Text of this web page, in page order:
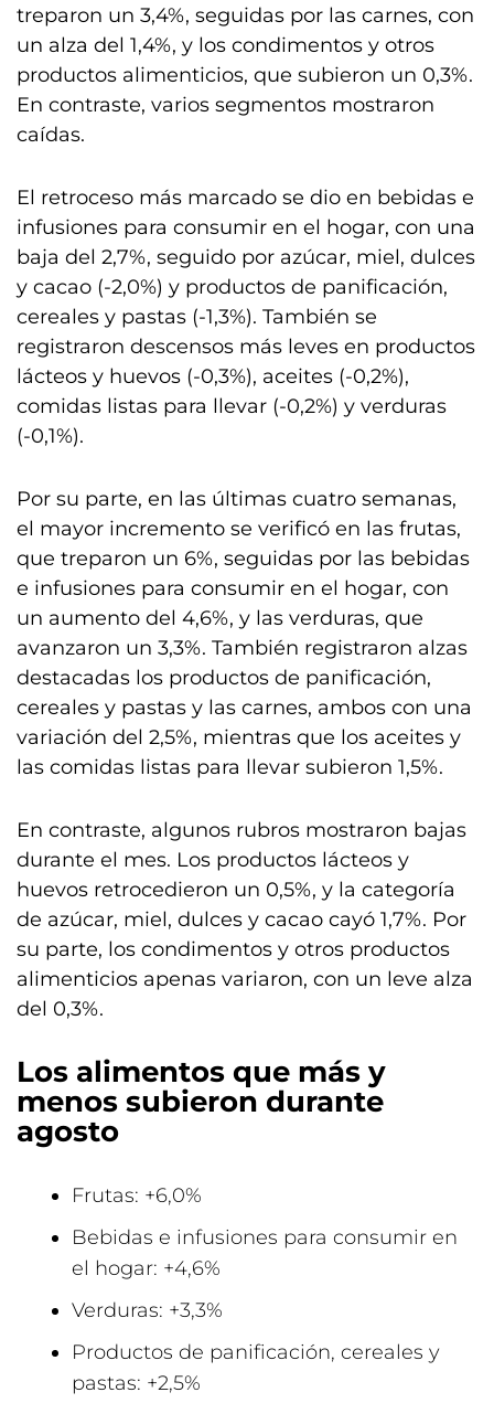
treparon un 3,4%, seguidas por las carnes, con
un alza del 1,4%, y los condimentos y otros
productos alimenticios, que subieron un 0,3%.
En contraste, varios segmentos mostraron
caídas.
El retroceso más marcado se dio en bebidas e
infusiones para consumir en el hogar, con una
baja del 2,7%, seguido por azúcar, miel, dulces
y cacao (-2,0%) y productos de panificación,
cereales y pastas (-1,3%). También se
registraron descensos más leves en productos
lácteos y huevos (-0,3%), aceites (-0,2%),
comidas listas para llevar (-0,2%) y verduras
(-0,1%).
Por su parte, en las últimas cuatro semanas,
el mayor incremento se verificó en las frutas,
que treparon un 6%, seguidas por las bebidas
e infusiones para consumir en el hogar, con
un aumento del 4,6%, y las verduras, que
avanzaron un 3,3%. También registraron alzas
destacadas los productos de panificación,
cereales y pastas y las carnes, ambos con una
variación del 2,5%, mientras que los aceites y
las comidas listas para llevar subieron 1,5%.
En contraste, algunos rubros mostraron bajas
durante el mes. Los productos lácteos y
huevos retrocedieron un 0,5%, y la categoría
de azúcar, miel, dulces y cacao cayó 1,7%. Por
su parte, los condimentos y otros productos
alimenticios apenas variaron, con un leve alza
del 0,3%.
Los alimentos que más y
menos subieron durante
agosto
Frutas: +6,0%
Bebidas e infusiones para consumir en
el hogar: +4,6%
Verduras: +3,3%
Productos de panificación, cereales y
pastas: +2,5%